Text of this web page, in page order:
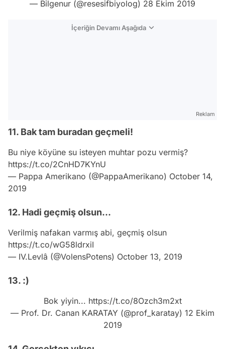
— Bilgenur (@resesifbiyolog) 28 Ekim 2019
İçeriğin Devamı Aşağıda
Reklam
11. Bak tam buradan geçmeli!
Bu niye köyüne su isteyen muhtar pozu vermiş?
https://t.co/2CnHD7KYnU
— Pappa Amerikano (@PappaAmerikano) October 14,
2019
12. Hadi geçmiş olsun...
Verilmiş nafakan varmış abi, geçmiş olsun
https://t.co/wG58ldrxiI
— IV.Levlâ (@VolensPotens) October 13, 2019
13. :)
Bok yiyin... https://t.co/8Ozch3m2xt
— Prof. Dr. Canan KARATAY (@prof_karatay) 12 Ekim
2019